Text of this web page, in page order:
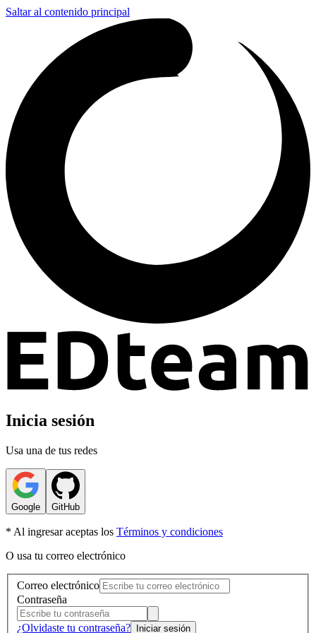
Saltar al contenido principal
Inicia sesión
Usa una de tus redes
Google GitHub
* Al ingresar aceptas los Términos y condiciones
O usa tu correo electrónico
Correo electrónico
Contraseña
¿Olvidaste tu contraseña? Iniciar sesión